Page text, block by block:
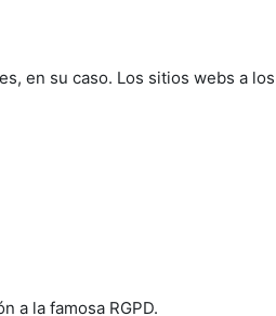
en su caso. Los sitios webs a
a la famosa RGPD.